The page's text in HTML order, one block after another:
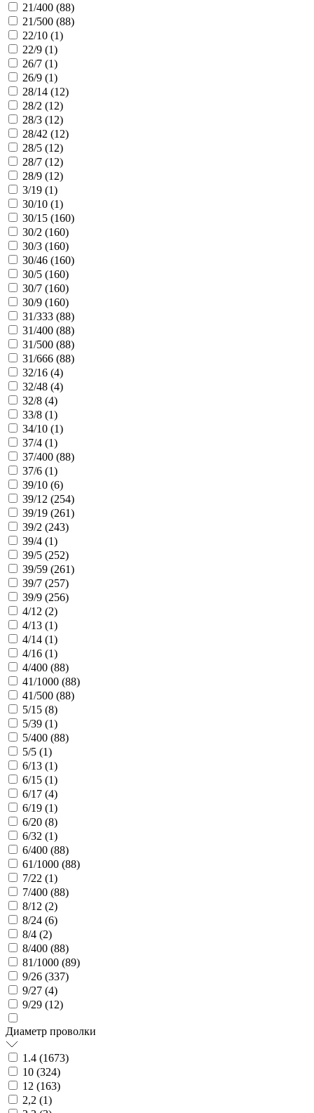
21/400 (88)
21/500 (88)
22/10 (1)
22/9 (1)
26/7 (1)
26/9 (1)
28/14 (12)
28/2 (12)
28/3 (12)
28/42 (12)
28/5 (12)
28/7 (12)
28/9 (12)
3/19 (1)
30/10 (1)
30/15 (160)
30/2 (160)
30/3 (160)
30/46 (160)
30/5 (160)
30/7 (160)
30/9 (160)
31/333 (88)
31/400 (88)
31/500 (88)
31/666 (88)
32/16 (4)
32/48 (4)
32/8 (4)
33/8 (1)
34/10 (1)
37/4 (1)
37/400 (88)
37/6 (1)
39/10 (6)
39/12 (254)
39/19 (261)
39/2 (243)
39/4 (1)
39/5 (252)
39/59 (261)
39/7 (257)
39/9 (256)
4/12 (2)
4/13 (1)
4/14 (1)
4/16 (1)
4/400 (88)
41/1000 (88)
41/500 (88)
5/15 (8)
5/39 (1)
5/400 (88)
5/5 (1)
6/13 (1)
6/15 (1)
6/17 (4)
6/19 (1)
6/20 (8)
6/32 (1)
6/400 (88)
61/1000 (88)
7/22 (1)
7/400 (88)
8/12 (2)
8/24 (6)
8/4 (2)
8/400 (88)
81/1000 (89)
9/26 (337)
9/27 (4)
9/29 (12)
Диаметр проволки
1.4 (1673)
10 (324)
12 (163)
2,2 (1)